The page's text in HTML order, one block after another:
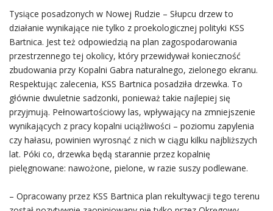
Tysiące posadzonych w Nowej Rudzie – Słupcu drzew to
działanie wynikające nie tylko z proekologicznej polityki KSS
Bartnica. Jest też odpowiedzią na plan zagospodarowania
przestrzennego tej okolicy, który przewidywał konieczność
zbudowania przy Kopalni Gabra naturalnego, zielonego ekranu.
Respektując zalecenia, KSS Bartnica posadziła drzewka. To
głównie dwuletnie sadzonki, ponieważ takie najlepiej się
przyjmują. Pełnowartościowy las, wpływający na zmniejszenie
wynikających z pracy kopalni uciążliwości – poziomu zapylenia
czy hałasu, powinien wyrosnąć z nich w ciągu kilku najbliższych
lat. Póki co, drzewka będą starannie przez kopalnię
pielęgnowane: nawożone, pielone, w razie suszy podlewane.
– Opracowany przez KSS Bartnica plan rekultywacji tego terenu